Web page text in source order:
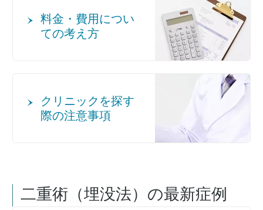
料金・費用につい
ての考え方
クリニックを探す
際の注意事項
二重術（埋没法） の最新症例